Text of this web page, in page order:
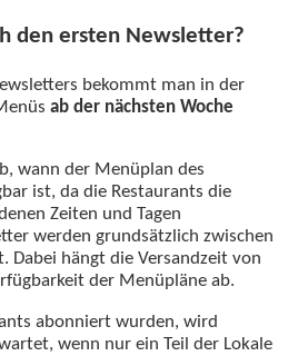
den ersten Newsletter?
bekommt man in der
ab der nächsten Woche
wann der Menüplan des
ist, da die Restaurants die
Zeiten und Tagen
werden grundsätzlich zwischen
Dabei hängt die Versandzeit von
der Menüpläne ab.
abonniert wurden, wird
wenn nur ein Teil der Lokale